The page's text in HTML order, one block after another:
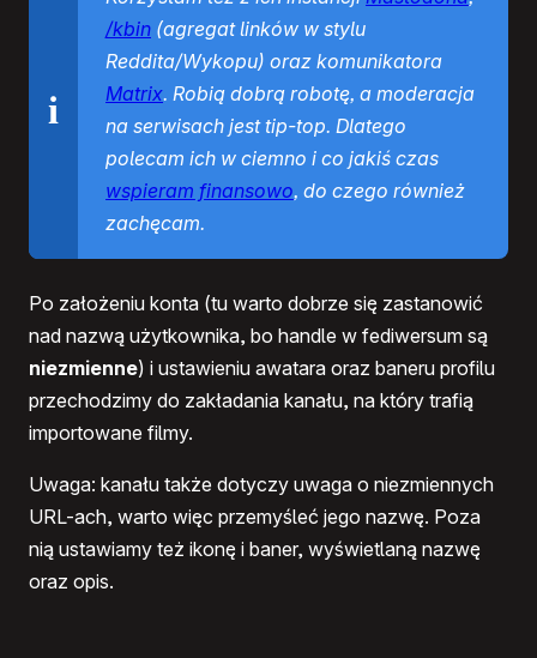
/kbin (agregat linków w stylu
Reddita/Wykopu) oraz komunikatora
Matrix. Robią dobrą robotę, a moderacja
na serwisach jest tip-top. Dlatego
polecam ich w ciemno i co jakiś czas
wspieram finansowo, do czego również
zachęcam.
Po założeniu konta (tu warto dobrze się zastanowić
nad nazwą użytkownika, bo handle w fediwersum są
niezmienne) i ustawieniu awatara oraz baneru profilu
przechodzimy do zakładania kanału, na który trafią
importowane filmy.
Uwaga: kanału także dotyczy uwaga o niezmiennych
URL-ach, warto więc przemyśleć jego nazwę. Poza
nią ustawiamy też ikonę i baner, wyświetlaną nazwę
oraz opis.